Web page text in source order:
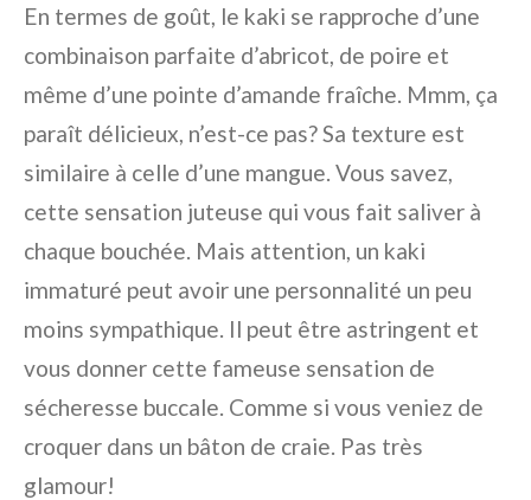
En termes de goût, le kaki se rapproche d’une
combinaison parfaite d’abricot, de poire et
même d’une pointe d’amande fraîche. Mmm, ça
paraît délicieux, n’est-ce pas? Sa texture est
similaire à celle d’une mangue. Vous savez,
cette sensation juteuse qui vous fait saliver à
chaque bouchée. Mais attention, un kaki
immaturé peut avoir une personnalité un peu
moins sympathique. Il peut être astringent et
vous donner cette fameuse sensation de
sécheresse buccale. Comme si vous veniez de
croquer dans un bâton de craie. Pas très
glamour!